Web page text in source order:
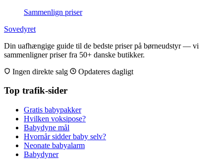
Sammenlign priser
Sovedyret
Din uafhængige guide til de bedste priser på børneudstyr — vi
sammenligner priser fra 50+ danske butikker.
Ingen direkte salg
Opdateres dagligt
Top trafik-sider
Gratis babypakker
Hvilken voksipose?
Babydyne mål
Hvornår sidder baby selv?
Neonate babyalarm
Babydyner